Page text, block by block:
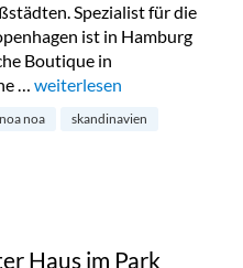
Spezialist für die
ist in Hamburg
Boutique in
… „Herz & Krone in der
weiterlesen
noa noa skandinavien
Haus im Park